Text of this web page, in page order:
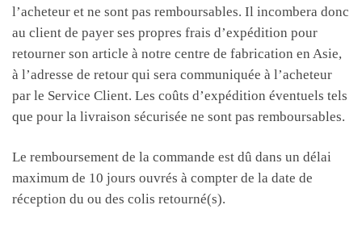
l’acheteur et ne sont pas remboursables. Il incombera donc
au client de payer ses propres frais d’expédition pour
retourner son article à notre centre de fabrication en Asie,
à l’adresse de retour qui sera communiquée à l’acheteur
par le Service Client. Les coûts d’expédition éventuels tels
que pour la livraison sécurisée ne sont pas remboursables.
Le remboursement de la commande est dû dans un délai
maximum de 10 jours ouvrés à compter de la date de
réception du ou des colis retourné(s).